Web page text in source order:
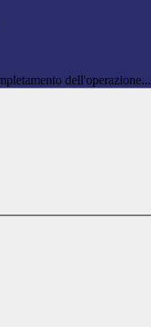
dell'operazione...